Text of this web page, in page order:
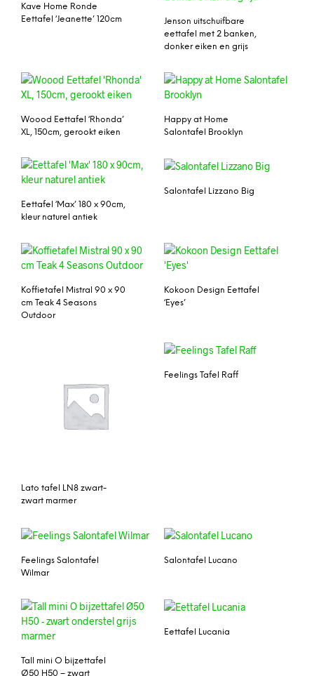
Kave Home Ronde
Eettafel ‘Jeanette’ 120cm
Jenson uitschuifbare
eettafel met 2 banken,
donker eiken en grijs
Woood Eettafel ‘Rhonda’
XL, 150cm, gerookt eiken
Happy at Home
Salontafel Brooklyn
Eettafel ‘Max’ 180 x 90cm,
kleur naturel antiek
Salontafel Lizzano Big
Koffietafel Mistral 90 x 90
cm Teak 4 Seasons
Outdoor
Kokoon Design Eettafel
‘Eyes’
Lato tafel LN8 zwart-
zwart marmer
Feelings Tafel Raff
Feelings Salontafel
Wilmar
Salontafel Lucano
Tall mini O bijzettafel
Ø50 H50 – zwart
Eettafel Lucania